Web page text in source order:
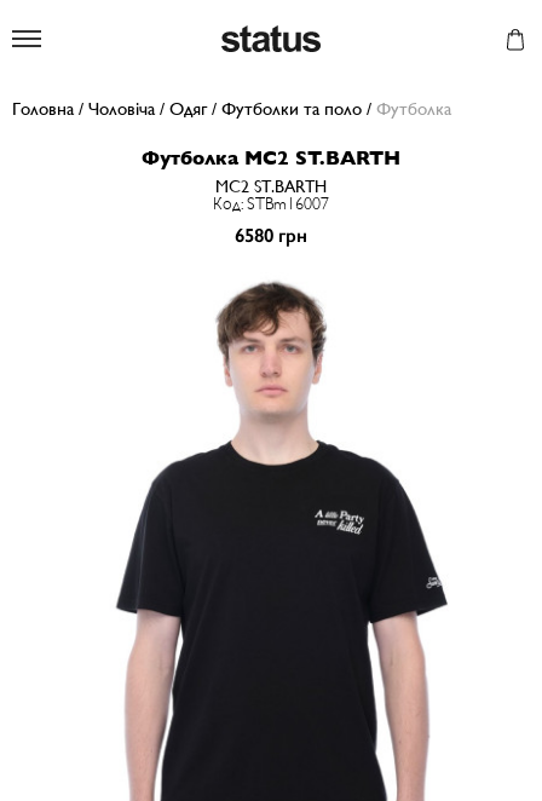
Головна / Чоловіча / Одяг/ Футболки та поло / Футболка
Футболка MC2 ST.BARTH
MC2 ST.BARTH
Код: STBm16007
6580 грн